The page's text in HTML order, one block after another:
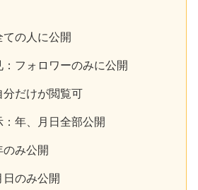
ての人に公開
フォロワーのみに公開
だけが閲覧可
年、月日全部公開
のみ公開
日のみ公開